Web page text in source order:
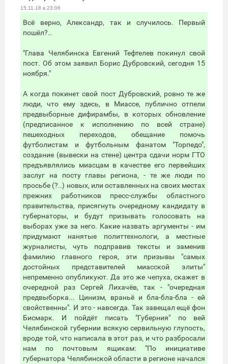
15.11.18 в 23:06
Всё верно, Александр, так и случилось. Первый
пошёл?..
"Глава Челябинска Евгений Тефтелев покинул свой
пост. Об этом заявил Борис Дубровский, сегодня 15
ноября."
А когда покинет свой пост Дубровский, ровно те же
люди, что ему здесь, в Миассе, публично отпели
предвыборные дифирамбы, в которых обновление
(предписанное к исполнению по всей стране)
пешеходных переходов, обещание помочь
футболистам и футбольным фанатом "Торпедо",
создание (вывески на стене) центра сдачи норм ГТО
предъявлялись миасцам в качестве его первейших
заслуг на посту главы региона, - те же люди по
просьбе (?..) новых, или оставленных на своих местах
прежних работников пресс-службы областного
правительства, присягнуть очередному кандидату в
губернаторы, и будут призывать голосовать на
выборах уже за него. Какие назвать аргументы - им
придумают нанятые политтехнологи, а местные
журналисты, чуть подправив тексты и заменив
фамилию главного героя, эти призывы "самых
достойных представителей миасской элиты"
непременно опубликуют. Да это же чепуха, скажет в
очередной раз Сергей Лихачёв, так - "очередная
предвыборка... Цинизм, враньё и бла-бла-бла - ей
свойственны". И это - навсегда. Так завещал ещё фон
Бисмарк. И пойдёт писать "Губерния" по вей
Челябинской губернии всякую сервильную глупость,
вроде той, что написала в этот раз, и что разбросали
нам по почтовым ящикам: "По инициативе
губернатора Челябинской области в регионе начался